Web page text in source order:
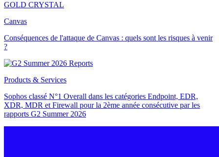
GOLD CRYSTAL
Canvas
Conséquences de l'attaque de Canvas : quels sont les risques à venir
?
Products & Services
Sophos classé N°1 Overall dans les catégories Endpoint, EDR,
XDR, MDR et Firewall pour la 2ème année consécutive par les
rapports G2 Summer 2026